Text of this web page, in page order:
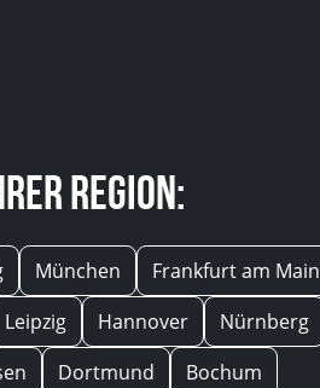
Region:
München
Frankfurt am Main
Leipzig Hannover
Nürnberg
Dortmund
Bochum